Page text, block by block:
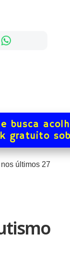
busca
gratuito
últimos 27